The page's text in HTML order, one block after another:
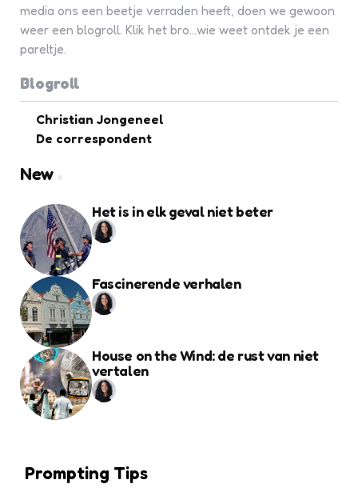
media ons een beetje verraden heeft, doen we gewoon
weer een blogroll. Klik het bro...wie weet ontdek je een
pareltje.
Blogroll
Christian Jongeneel
De correspondent
New
Het is in elk geval niet beter
Fascinerende verhalen
House on the Wind: de rust van niet
vertalen
Prompting Tips